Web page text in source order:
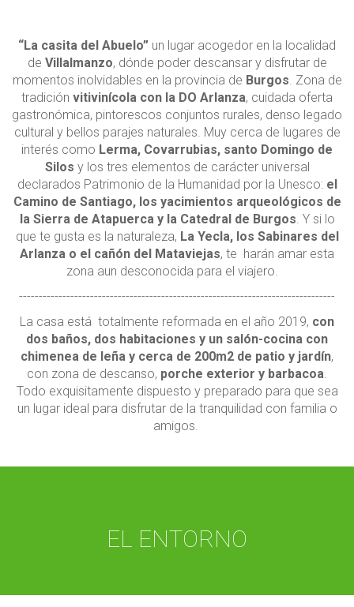
“La casita del Abuelo” un lugar acogedor en la localidad
de Villalmanzo, dónde poder descansar y disfrutar de
momentos inolvidables en la provincia de Burgos. Zona de
tradición vitivinícola con la DO Arlanza, cuidada oferta
gastronómica, pintorescos conjuntos rurales, denso legado
cultural y bellos parajes naturales. Muy cerca de lugares de
interés como Lerma, Covarrubias, santo Domingo de
Silos y los tres elementos de carácter universal
declarados Patrimonio de la Humanidad por la Unesco: el
Camino de Santiago, los yacimientos arqueológicos de
la Sierra de Atapuerca y la Catedral de Burgos. Y si lo
que te gusta es la naturaleza, La Yecla, los Sabinares del
Arlanza o el cañón del Mataviejas, te harán amar esta
zona aun desconocida para el viajero.
--------------------------------------------------------------------------------
La casa está totalmente reformada en el año 2019, con
dos baños, dos habitaciones y un salón-cocina con
chimenea de leña y cerca de 200m2 de patio y jardín,
con zona de descanso, porche exterior y barbacoa.
Todo exquisitamente dispuesto y preparado para que sea
un lugar ideal para disfrutar de la tranquilidad con familia o
amigos.
EL ENTORNO